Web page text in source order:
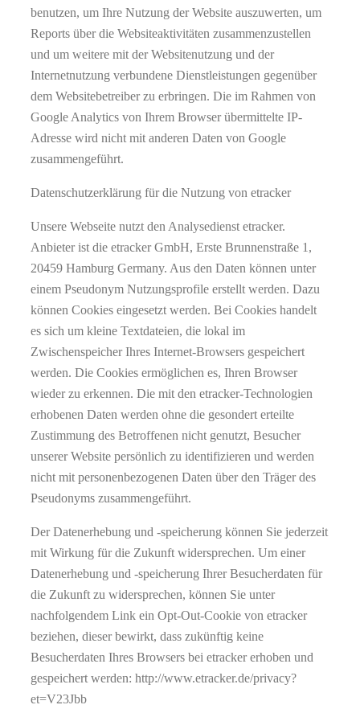
benutzen, um Ihre Nutzung der Website auszuwerten, um
Reports über die Websiteaktivitäten zusammenzustellen
und um weitere mit der Websitenutzung und der
Internetnutzung verbundene Dienstleistungen gegenüber
dem Websitebetreiber zu erbringen. Die im Rahmen von
Google Analytics von Ihrem Browser übermittelte IP-
Adresse wird nicht mit anderen Daten von Google
zusammengeführt.
Datenschutzerklärung für die Nutzung von etracker
Unsere Webseite nutzt den Analysedienst etracker.
Anbieter ist die etracker GmbH, Erste Brunnenstraße 1,
20459 Hamburg Germany. Aus den Daten können unter
einem Pseudonym Nutzungsprofile erstellt werden. Dazu
können Cookies eingesetzt werden. Bei Cookies handelt
es sich um kleine Textdateien, die lokal im
Zwischenspeicher Ihres Internet-Browsers gespeichert
werden. Die Cookies ermöglichen es, Ihren Browser
wieder zu erkennen. Die mit den etracker-Technologien
erhobenen Daten werden ohne die gesondert erteilte
Zustimmung des Betroffenen nicht genutzt, Besucher
unserer Website persönlich zu identifizieren und werden
nicht mit personenbezogenen Daten über den Träger des
Pseudonyms zusammengeführt.
Der Datenerhebung und -speicherung können Sie jederzeit
mit Wirkung für die Zukunft widersprechen. Um einer
Datenerhebung und -speicherung Ihrer Besucherdaten für
die Zukunft zu widersprechen, können Sie unter
nachfolgendem Link ein Opt-Out-Cookie von etracker
beziehen, dieser bewirkt, dass zukünftig keine
Besucherdaten Ihres Browsers bei etracker erhoben und
gespeichert werden: http://www.etracker.de/privacy?
et=V23Jbb